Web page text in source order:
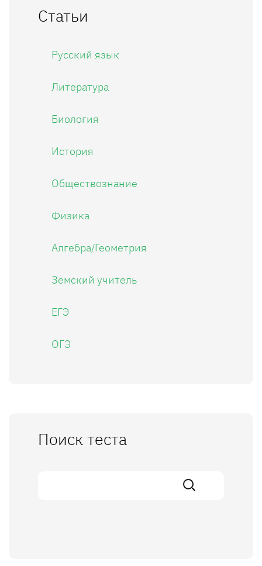
Статьи
Русский язык
Литература
Биология
История
Обществознание
Физика
Алгебра/Геометрия
Земский учитель
ЕГЭ
ОГЭ
Поиск теста